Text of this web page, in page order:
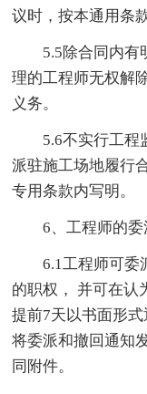
议时，按本通用条
5.5除合同内有
理的工程师无权解
义务。
5.6不实行工程
派驻施工场地履行
专用条款内写明。
6、工程师的
6.1工程师可委
的职权， 并可在认
提前7天以书面形
将委派和撤回通知
同附件。